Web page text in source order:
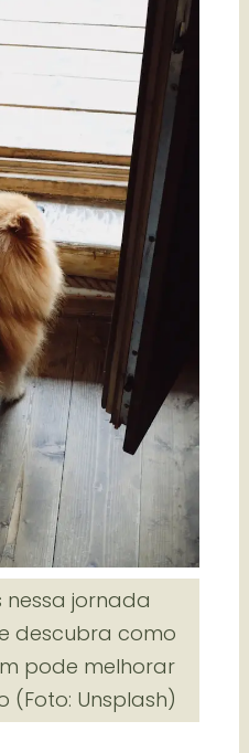
nessa jornada
descubra como
pode melhorar
(Foto: Unsplash)